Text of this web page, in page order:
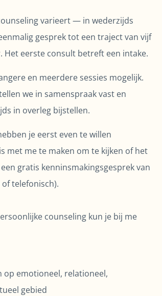
varieert — in wederzijds
gesprek tot een traject van vijf
Het eerste consult betreft een intake.
en meerdere sessies mogelijk.
we in samenspraak vast en
in overleg bijstellen.
je eerst even te willen
met me te maken om te kijken of het
gratis kenninsmakingsgesprek van
telefonisch).
counseling kun je bij me
op emotioneel, relationeel,
gebied